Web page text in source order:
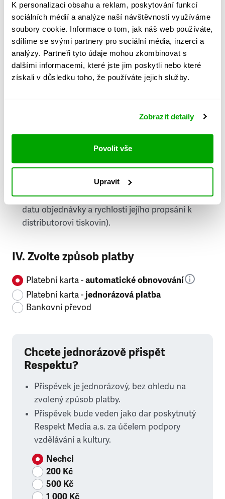
K personalizaci obsahu a reklam, poskytování funkcí
sociálních médií a analýze naší návštěvnosti využíváme
soubory cookie. Informace o tom, jak náš web používáte,
sdílíme se svými partnery pro sociální média, inzerci a
analýzy. Partneři tyto údaje mohou zkombinovat s
dalšími informacemi, které jste jim poskytli nebo které
získali v důsledku toho, že používáte jejich služby.
Zobrazit detaily
Povolit vše
Upravit
Město
PSČ
Stát
doručování týdeníku Respekt v tištěné verzi, na
první vydání ve vaší schránce se můžete těšit
příští, nejpozději přespříští týden (v závislosti na
datu objednávky a rychlosti jejího propsání k
distributorovi tiskovin).
IV. Zvolte způsob platby
Platební karta -automatické obnovování
Platební karta -jednorázová platba
Bankovní převod
Chcete jednorázově přispět
Respektu?
Příspěvek je jednorázový, bez ohledu na
zvolený způsob platby.
Příspěvek bude veden jako dar poskytnutý
Respekt Media a.s. za účelem podpory
vzdělávání a kultury.
Nechci
200 Kč
500 Kč
1 000 Kč